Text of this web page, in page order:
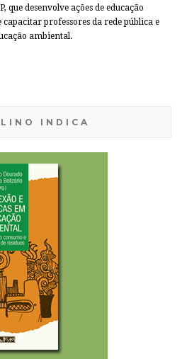
que desenvolve ações de educação
professores da rede pública e
ambiental.
INDICA